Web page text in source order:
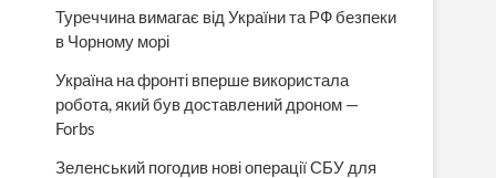
Туреччина вимагає від України та РФ безпеки
в Чорному морі
Україна на фронті вперше використала
робота, який був доставлений дроном —
Forbs
Зеленський погодив нові операції СБУ для